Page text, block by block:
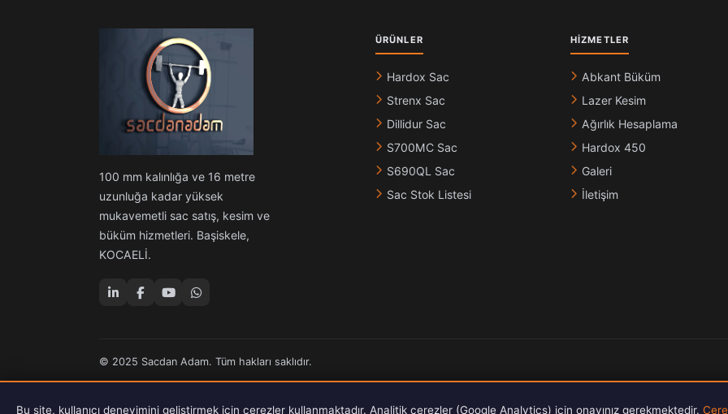
100 mm kalınlığa ve 16 metre
uzunluğa kadar yüksek
mukavemetli sac satış, kesim ve
büküm hizmetleri. Başiskele,
KOCAELİ.
ÜRÜNLER
Hardox Sac
Strenx Sac
Dillidur Sac
S700MC Sac
S690QL Sac
Sac Stok Listesi
HIZMETLER
Abkant Büküm
Lazer Kesim
Ağırlık Hesaplama
Hardox 450
Galeri
İletişim
© 2025 Sacdan Adam. Tüm hakları saklıdır.
E-Katalog İndir 2026 PDF · 4.9 MB
Bu site, kullanıcı deneyimini geliştirmek için çerezler kullanmaktadır. Analitik çerezler (Google Analytics) için onayınız gerekmektedir.